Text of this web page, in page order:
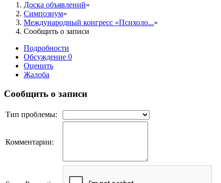
Доска объявлений
Симпозиум
Международный конгресс «Психоло...
Сообщить о записи
Подробности
Обсуждение 0
Оценить
Жалоба
Сообщить о записи
Тип проблемы:
Комментарии: